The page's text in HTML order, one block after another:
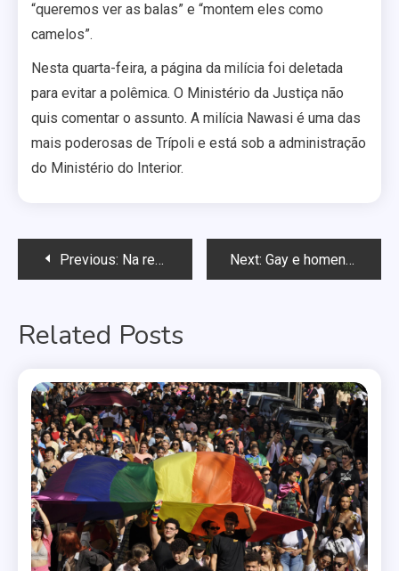
“queremos ver as balas” e “montem eles como
camelos”.
Nesta quarta-feira, a página da milícia foi deletada
para evitar a polêmica. O Ministério da Justiça não
quis comentar o assunto. A milícia Nawasi é uma das
mais poderosas de Trípoli e está sob a administração
do Ministério do Interior.
Navegação
Post
Previous: Na revista Vogue, Carla Bruni defende união gay Next: Gay e homens bissexuais vão mais ao cinema que as lésbicas e mulheres bissexuais
Related Posts